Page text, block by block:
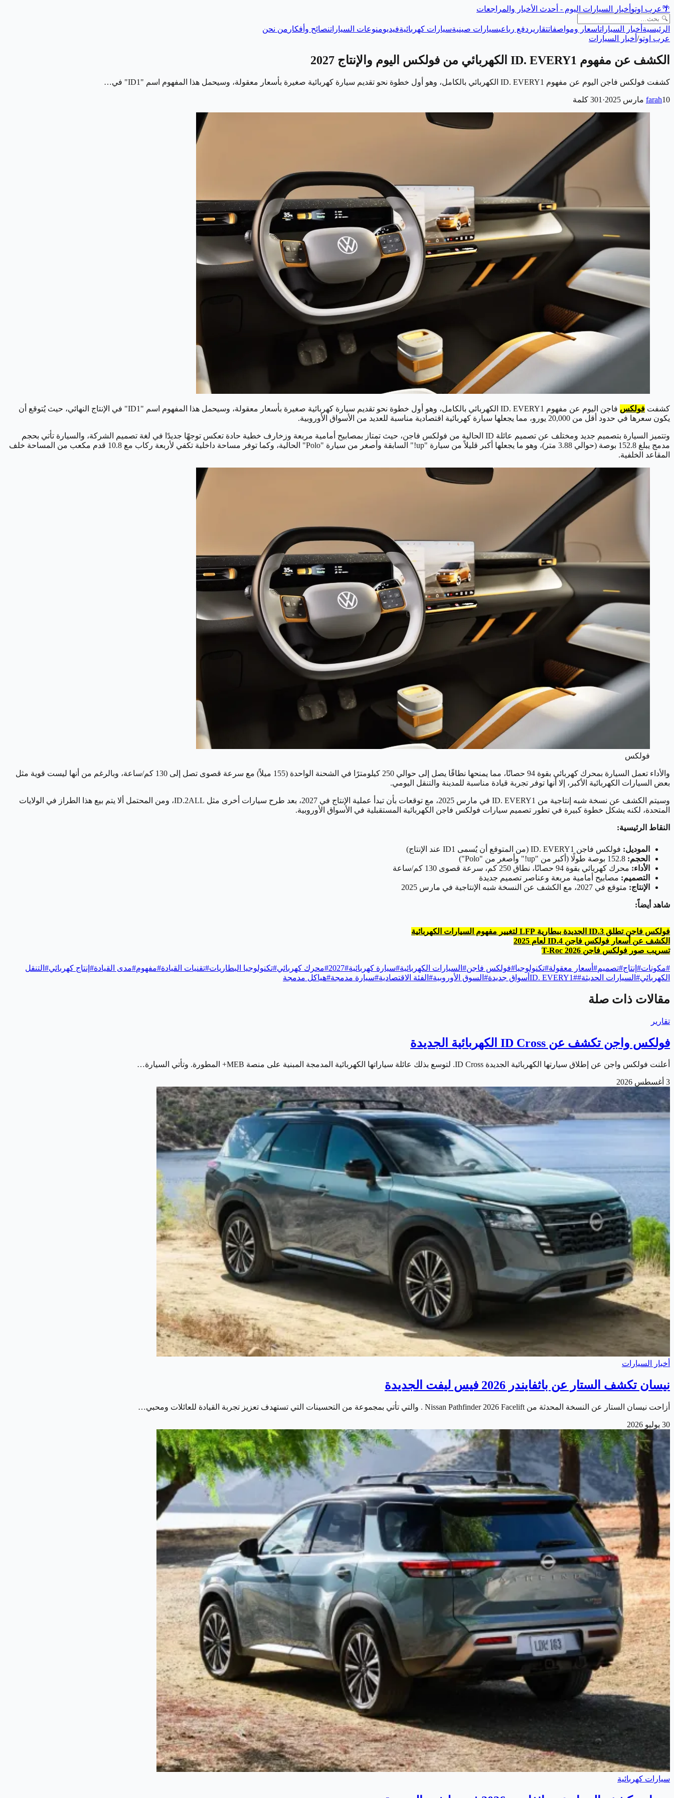
🌴عرب اوتو أخبار السيارات اليوم - أحدث الأخبار والمراجعات
الرئيسية أخبار السياراتاسعار ومواصفاتتقارير دفع رباعيسيارات صينيةسيارات كهربائيةفيديومنوعات السياراتنصائح وأفكار من نحن
عرب اوتو/ أخبار السيارات
الكشف عن مفهوم ID. EVERY1 الكهربائي من فولكس اليوم والإنتاج 2027
كشفت فولكس فاجن اليوم عن مفهوم ID. EVERY1 الكهربائي بالكامل، وهو أول خطوة نحو تقديم سيارة كهربائية صغيرة بأسعار معقولة، وسيحمل هذا المفهوم اسم "ID1" في…
farah10 مارس 2025 ·
301 كلمة
كشفت فولكس
فاجن اليوم عن مفهوم ID. EVERY1 الكهربائي بالكامل، وهو أول خطوة نحو تقديم سيارة كهربائية صغيرة بأسعار معقولة، وسيحمل هذا المفهوم اسم "ID1" في الإنتاج النهائي، حيث يُتوقع أن
يكون سعرها في حدود أقل من 20,000 يورو، مما يجعلها سيارة كهربائية اقتصادية مناسبة للعديد من الأسواق الأوروبية.
وتتميز السيارة بتصميم جديد ومختلف عن تصميم عائلة ID الحالية من فولكس فاجن، حيث تمتاز بمصابيح أمامية مربعة وزخارف خطية حادة تعكس توجهًا جديدًا في لغة تصميم الشركة، والسيارة تأتي بحجم
مدمج يبلغ 152.8 بوصة (حوالي 3.88 متر)، وهو ما يجعلها أكبر قليلاً من سيارة "up!" السابقة وأصغر من سيارة "Polo" الحالية، وكما توفر مساحة داخلية تكفي لأربعة ركاب مع 10.8 قدم مكعب من المساحة خلف
المقاعد الخلفية.
فولكس
والأداء تعمل السيارة بمحرك كهربائي بقوة 94 حصانًا، مما يمنحها نطاقًا يصل إلى حوالي 250 كيلومترًا في الشحنة الواحدة (155 ميلاً) مع سرعة قصوى تصل إلى 130 كم/ساعة، وبالرغم من أنها ليست قوية مثل
بعض السيارات الكهربائية الأكبر، إلا أنها توفر تجربة قيادة مناسبة للمدينة والتنقل اليومي.
وسيتم الكشف عن نسخة شبه إنتاجية من ID. EVERY1 في مارس 2025، مع توقعات بأن تبدأ عملية الإنتاج في 2027، بعد طرح سيارات أخرى مثل ID.2ALL، ومن المحتمل ألا يتم بيع هذا الطراز في الولايات
المتحدة، لكنه يشكل خطوة كبيرة في تطور تصميم سيارات فولكس فاجن الكهربائية المستقبلية في الأسواق الأوروبية.
النقاط الرئيسية:
الموديل: فولكس فاجن ID. EVERY1 (من المتوقع أن يُسمى ID1 عند الإنتاج)
الحجم:
الأداء: محرك كهربائي بقوة 94 حصانًا، نطاق 250 كم، سرعة قصوى 130 كم/ساعة
التصميم: مصابيح أمامية مربعة وعناصر تصميم جديدة
الإنتاج: متوقع في 2027، مع الكشف عن النسخة شبه الإنتاجية في مارس 2025
شاهد أيضاً:
فولكس فاجن تطلق ID.3 الجديدة ببطارية LFP لتغيير مفهوم السيارات الكهربائية
الكشف عن أسعار فولكس فاجن ID.4 لعام 2025
تسريب صور فولكس فاجن T-Roc 2026
#مكونات# إنتاج#تصميم# أسعار معقولة#تكنولوجيا#فولكس فاجن# السيارات الكهربائية#سيارة كهربائية#
2027
#محرك كهربائي#تكنولوجيا البطاريات#تقنيات القيادة#مفهوم#مدى القيادة# إنتاج كهربائي# التنقل
الكهربائي# السيارات الحديثة#
ID. EVERY1# أسواق جديدة# السوق الأوروبية# الفئة الاقتصادية#سيارة مدمجة#هياكل مدمجة
مقالات ذات صلة
تقارير
فولكس واجن تكشف عن ID Cross الكهربائية الجديدة
أعلنت فولكس واجن عن إطلاق سيارتها الكهربائية الجديدة ID Cross. لتوسع بذلك عائلة سياراتها الكهربائية المدمجة المبنية على منصة MEB+ المطورة. وتأتي السيارة…
3 أغسطس 2026
أخبار السيارات
نيسان تكشف الستار عن باثفايندر 2026 فيس ليفت الجديدة
أزاحت نيسان الستار عن النسخة المحدثة من Nissan Pathfinder 2026 Facelift . والتي تأتي بمجموعة من التحسينات التي تستهدف تعزيز تجربة القيادة للعائلات ومحبي…
30 يوليو 2026
سيارات كهربائية